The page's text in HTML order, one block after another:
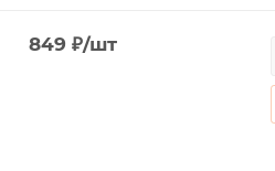
849 ₽/шт